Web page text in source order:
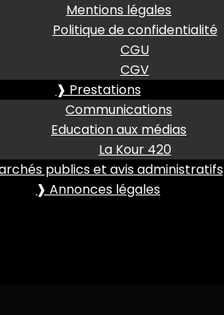
Mentions légales
Politique de confidentialité
CGU
CGV
❱ Prestations
Communications
Education aux médias
La Kour 420
publics et avis administratifs
❱ Annonces légales